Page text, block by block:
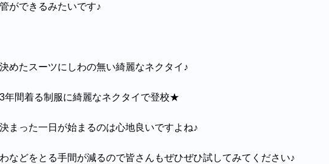
ができるみたいです♪
めたスーツにしわの無い綺麗なネクタイ♪
年間着る制服に綺麗なネクタイで登校★
まった一日が始まるのは心地良いですよね♪
などをとる手間が減るので皆さんもぜひぜひ試してみてください♪